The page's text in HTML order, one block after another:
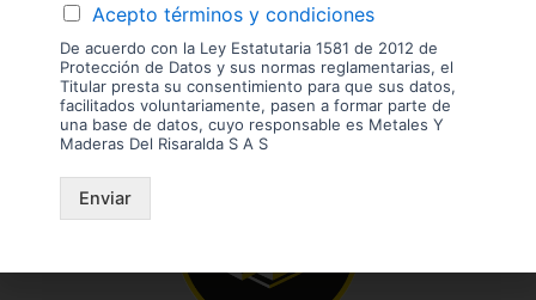
Acepto términos y condiciones
De acuerdo con la Ley Estatutaria 1581 de 2012 de
Protección de Datos y sus normas reglamentarias, el
Titular presta su consentimiento para que sus datos,
facilitados voluntariamente, pasen a formar parte de
una base de datos, cuyo responsable es Metales Y
Maderas Del Risaralda S A S
Enviar